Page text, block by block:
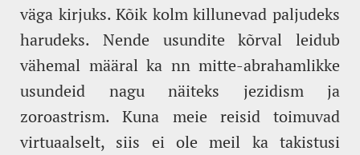
väga kirjuks. Kõik kolm killunevad paljudeks
harudeks. Nende usundite kõrval leidub
vähemal määral ka nn mitte-abrahamlikke
usundeid nagu näiteks jezidism ja
zoroastrism. Kuna meie reisid toimuvad
virtuaalselt, siis ei ole meil ka takistusi